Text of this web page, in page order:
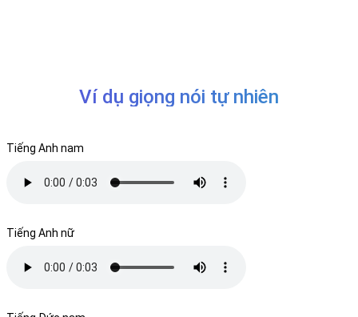
Ví dụ giọng nói tự nhiên
Tiếng Anh nam
Tiếng Anh nữ